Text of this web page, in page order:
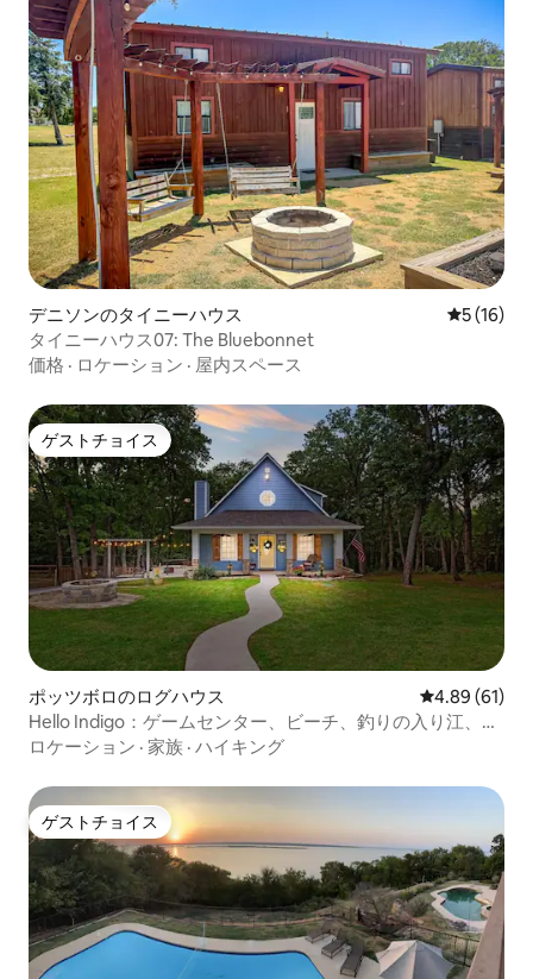
デニソンのタイニーハウス レビュー
5 (16)
タイニーハウス07: The Bluebonnet
価格 · ロケーション · 屋内スペース
ゲストチョイス
ゲストチョイス
ポッツボロのログハウス レビュー61
4.89 (61)
Hello Indigo：ゲームセンター、ビーチ、釣りの入り江、散
策コース
ロケーション · 家族 · ハイキング
ゲストチョイス
ゲストチョイス